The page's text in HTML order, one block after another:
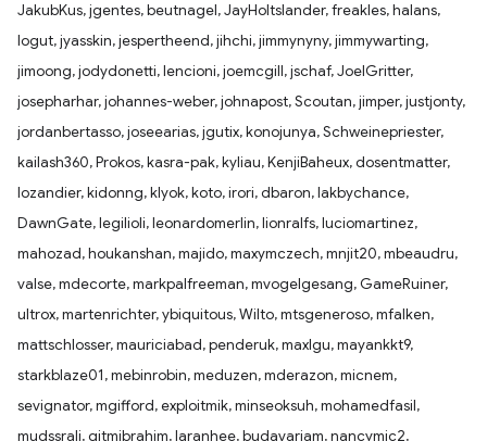
JakubKus, jgentes, beutnagel, JayHoltslander, freakles, halans,
logut, jyasskin, jespertheend, jihchi, jimmynyny, jimmywarting,
jimoong, jodydonetti, lencioni, joemcgill, jschaf, JoelGritter,
josepharhar, johannes-weber, johnapost, Scoutan, jimper, justjonty,
jordanbertasso, joseearias, jgutix, konojunya, Schweinepriester,
kailash360, Prokos, kasra-pak, kyliau, KenjiBaheux, dosentmatter,
lozandier, kidonng, klyok, koto, irori, dbaron, lakbychance,
DawnGate, legilioli, leonardomerlin, lionralfs, luciomartinez,
mahozad, houkanshan, majido, maxymczech, mnjit20, mbeaudru,
valse, mdecorte, markpalfreeman, mvogelgesang, GameRuiner,
ultrox, martenrichter, ybiquitous, Wilto, mtsgeneroso, mfalken,
mattschlosser, mauriciabad, penderuk, maxlgu, mayankkt9,
starkblaze01, mebinrobin, meduzen, mderazon, micnem,
sevignator, mgifford, exploitmik, minseoksuh, mohamedfasil,
mudssrali, gitmibrahim, laranhee, budavariam, nancymic2,